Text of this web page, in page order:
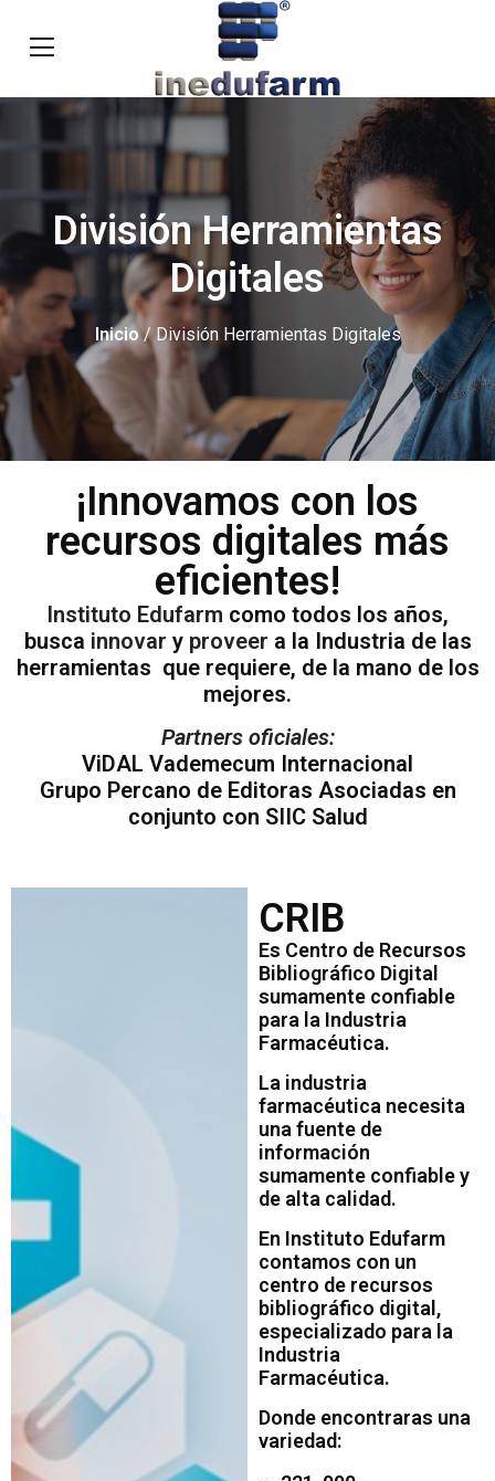
División Herramientas
Digitales
Inicio/ División Herramientas Digitales
¡Innovamos con los
recursos digitales más
eficientes!
Instituto Edufarm como todos los años,
busca innovar y proveer a la Industria de las
herramientas que requiere, de la mano de los
mejores.
Partners oficiales:
ViDAL Vademecum Internacional
Grupo Percano de Editoras Asociadas en
conjunto con SIIC Salud
CRIB
Es Centro de Recursos
Bibliográfico Digital
sumamente confiable
para la Industria
Farmacéutica.
La industria
farmacéutica necesita
una fuente de
información
sumamente confiable y
de alta calidad.
En Instituto Edufarm
contamos con un
centro de recursos
bibliográfico digital,
especializado para la
Industria
Farmacéutica.
Donde encontraras una
variedad: